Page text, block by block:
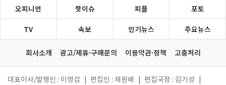
오피니언 핫이슈 피플 포토
TV 속보 인기뉴스 주요뉴스
회사소개 광고/제휴·구매문의 이용약관·정책 고충처리
대표이사/발행인 : 이영섭 편집인 : 채원배 편집국장 : 김기성